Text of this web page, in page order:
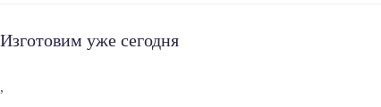
Изготовим уже сегодня
,